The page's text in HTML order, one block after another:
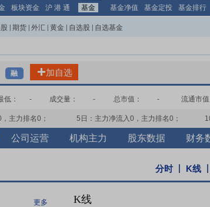
板块资金 沪 港 通 基金 基金净值 基金定投 基金排行
期货 外汇 黄金 自选股 自选基金
融 加自选
低： - 成交量： - 总市值： - 流通市值
，主力排名0 ； 5日：主力净流入0 ，主力排名0 ；
公司运营 机构主力 股东数据 财务
分时 K线
更多 K线